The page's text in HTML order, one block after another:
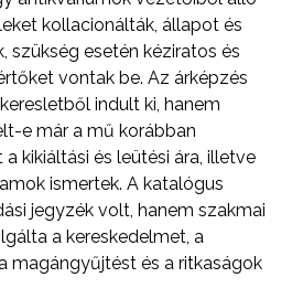
kollacionálták, állapot és
szükség esetén kéziratos és
vontak be. Az árképzés
indult ki, hanem
e már a mű korábban
kikiáltási és leütési ára, illetve
ismertek. A katalógus
jegyzék volt, hanem szakmai
a kereskedelmet, a
magángyűjtést és a ritkaságok